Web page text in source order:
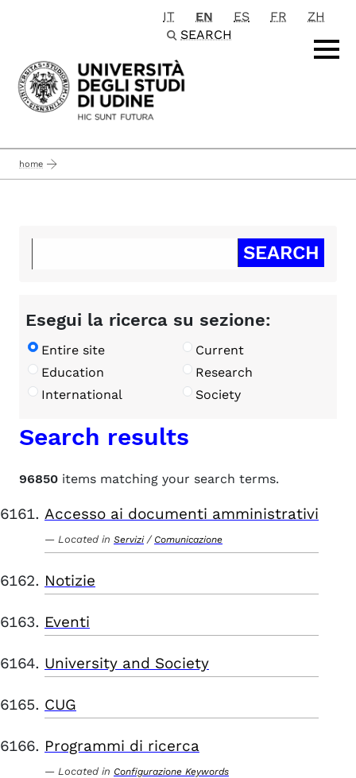
Passa al contenuto principale
IT EN ES FR
ZH
SEARCH
home
Esegui la ricerca su sezione:
Entire site
Current
Education
Research
International
Society
Search results
96850 items matching your search terms.
Accesso ai documenti amministrativi
Located in Servizi / Comunicazione
Notizie
Eventi
University and Society
CUG
Programmi di ricerca
Located in Configurazione Keywords